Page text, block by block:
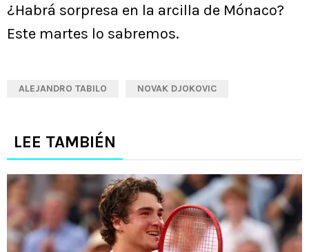
¿Habrá sorpresa en la arcilla de Mónaco?
Este martes lo sabremos.
ALEJANDRO TABILO NOVAK DJOKOVIC
LEE TAMBIÉN